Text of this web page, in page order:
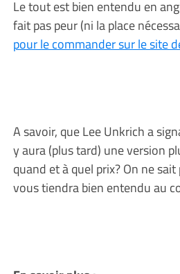
Le tout est bien entendu en
fait pas peur (ni la place
pour le commander sur le site
A savoir, que Lee Unkrich a
y aura (plus tard) une version
quand et à quel prix? On ne
vous tiendra bien entendu au